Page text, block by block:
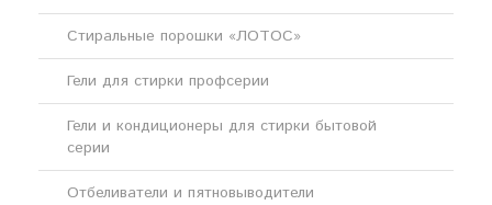
Стиральные порошки «ЛОТОС»
Гели для стирки профсерии
Гели и кондиционеры для стирки бытовой
серии
Отбеливатели и пятновыводители